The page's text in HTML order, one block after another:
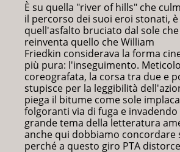
È su quella "river of hills" che
il percorso dei suoi eroi stonati, è
quell'asfalto bruciato dal sole
reinventa quello che William
Friedkin considerava la forma
più pura: l'inseguimento.
coreografata, la corsa tra due e
stupisce per la leggibilità
piega il bitume come sole
folgoranti via di fuga e
grande tema della letteratura
anche qui dobbiamo concordare
perché a questo giro PTA